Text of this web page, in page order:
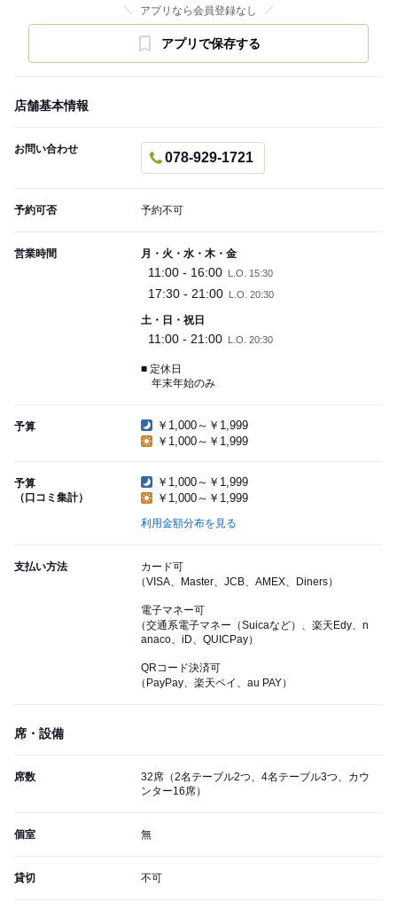
アプリなら会員登録なし
アプリで保存する
店舗基本情報
お問い合わせ
078-929-1721
予約可否 予約不可
営業時間 月・火・水・木・金
11:00 - 16:00 L.O. 15:30
17:30 - 21:00 L.O. 20:30
土・日・祝日
11:00 - 21:00 L.O. 20:30
■ 定休日
年末年始のみ
予算
￥1,000～￥1,999
￥1,000～￥1,999
予算
（口コミ集計）
￥1,000～￥1,999
￥1,000～￥1,999
利用金額分布を見る
支払い方法
カード可
（VISA、Master、JCB、AMEX、Diners）
電子マネー可
（交通系電子マネー（Suicaなど）、楽天Edy、n
anaco、iD、QUICPay）
QRコード決済可
（PayPay、楽天ペイ、au PAY）
席・設備
席数
32席（2名テーブル2つ、4名テーブル3つ、カウ
ンター16席）
個室 無
貸切 不可